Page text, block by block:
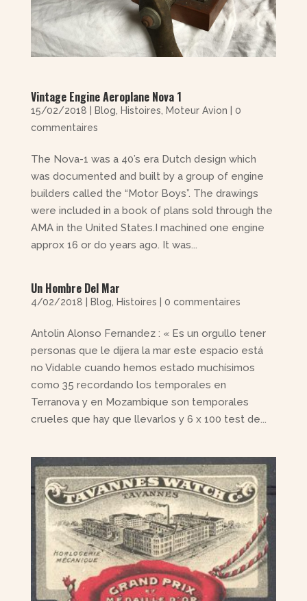
Vintage Engine Aeroplane Nova 1
15/02/2018 Blog Histoires Moteur Avion
0
commentaires
The Nova-1 was a 40’s era Dutch design which
was documented and built by a group of engine
builders called the “Motor Boys”. The drawings
were included in a book of plans sold through the
AMA in the United States.I machined one engine
approx 16 or do years ago. It was...
Un Hombre Del Mar
4/02/2018 Blog Histoires 0 commentaires
Antolin Alonso Fernandez : « Es un orgullo tener
personas que le dijera la mar este espacio está
no Vidable cuando hemos estado muchísimos
como 35 recordando los temporales en
Terranova y en Mozambique son temporales
crueles que hay que llevarlos y 6 x 100 test de...